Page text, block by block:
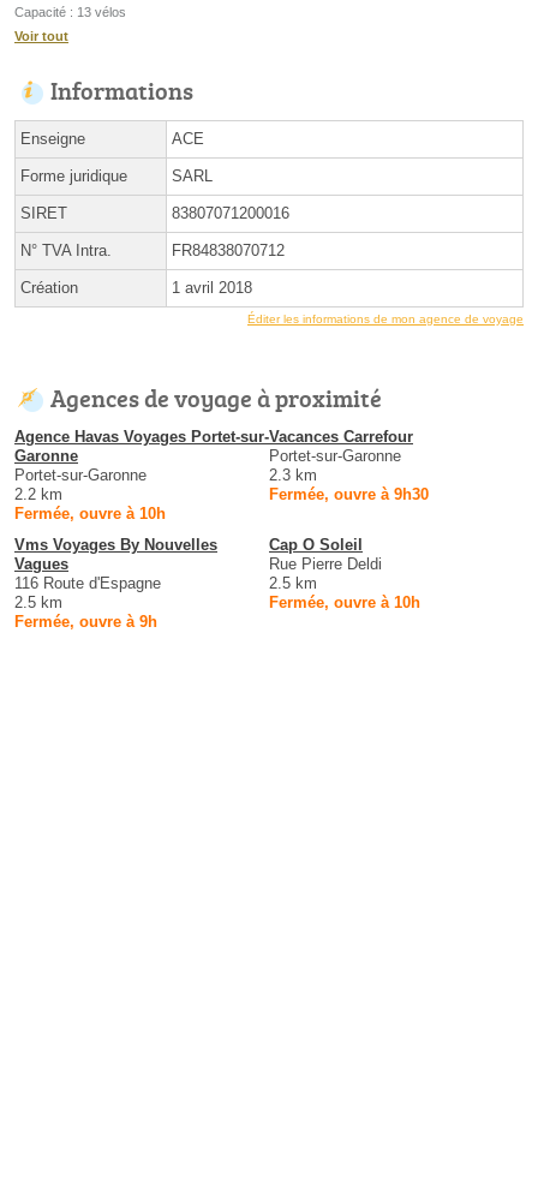
Capacité : 13 vélos
Voir tout
Informations
Enseigne ACE
Forme juridique SARL
SIRET 83807071200016
N° TVA Intra. FR84838070712
Création 1 avril 2018
Éditer les informations de mon agence de voyage
Agences de voyage à proximité
Agence Havas Voyages Portet-sur-
Garonne
Portet-sur-Garonne
2.2 km
Fermée, ouvre à 10h
Vacances Carrefour
Portet-sur-Garonne
2.3 km
Fermée, ouvre à 9h30
Vms Voyages By Nouvelles
Vagues
116 Route d'Espagne
2.5 km
Fermée, ouvre à 9h
Cap O Soleil
Rue Pierre Deldi
2.5 km
Fermée, ouvre à 10h